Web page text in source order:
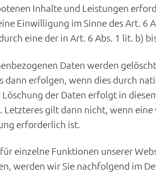
Inhalte und Leistungen
Einwilligung im Sinne des Art. 6
eine der in Art. 6 Abs. 1 lit. b)
Daten werden
dann erfolgen, wenn dies durch
Löschung der Daten erfolgt in
Letzteres gilt dann nicht, wenn
erforderlich ist.
einzelne Funktionen unserer
werden wir Sie nachfolgend im